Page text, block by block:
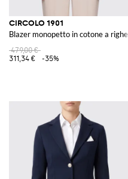
CIRCOLO 1901
Blazer monopetto in cotone a righe
479,00 €
311,34 €
-35%